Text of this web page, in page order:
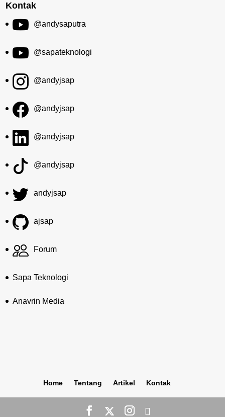
Kontak
@andysaputra
@sapateknologi
@andyjsap
@andyjsap
@andyjsap
@andyjsap
andyjsap
ajsap
Forum
Sapa Teknologi
Anavrin Media
Home Tentang Artikel Kontak